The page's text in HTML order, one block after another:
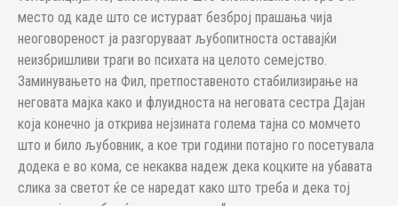
место од каде што се истураат безброј прашања чија
неоговореност ја разгоруваат љубопитноста оставајќи
неизбришливи траги во психата на целото семејство.
Заминувањето на Фил, претпоставеното стабилизирање на
неговата мајка како и флуидноста на неговата сестра Дајан
која конечно ја открива нејзината голема тајна со момчето
што и било љубовник, а кое три години потајно го посетувала
додека е во кома, се некаква надеж дека коцките на убавата
слика за светот ќе се наредат како што треба и дека тој